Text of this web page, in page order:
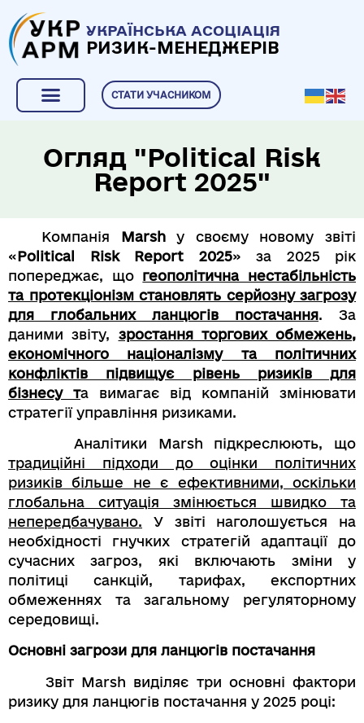
УКРАЇНСЬКА АСОЦІАЦІЯ
РИЗИК-МЕНЕДЖЕРІВ
СТАТИ УЧАСНИКОМ
Огляд "Political Risk
Report 2025"
Компанія Marshу своєму новому звіті
«Political Risk Report 2025» за 2025 рік
попереджає, що геополітична нестабільність
та протекціонізм становлять серйозну загрозу
для глобальних ланцюгів постачання. За
даними звіту, зростання торгових обмежень,
економічного націоналізму та політичних
конфліктів підвищує рівень ризиків для
бізнесу та вимагає від компаній змінювати
стратегії управління ризиками.
Аналітики Marsh підкреслюють, що
традиційні підходи до оцінки політичних
ризиків більше не є ефективними, оскільки
глобальна ситуація змінюється швидко та
непередбачувано. У звіті наголошується на
необхідності гнучких стратегій адаптації до
сучасних загроз, які включають зміни у
політиці санкцій, тарифах, експортних
обмеженнях та загальному регуляторному
середовищі.
Основні загрози для ланцюгів постачання
Звіт Marsh виділяє три основні фактори
ризику для ланцюгів постачання у 2025 році: